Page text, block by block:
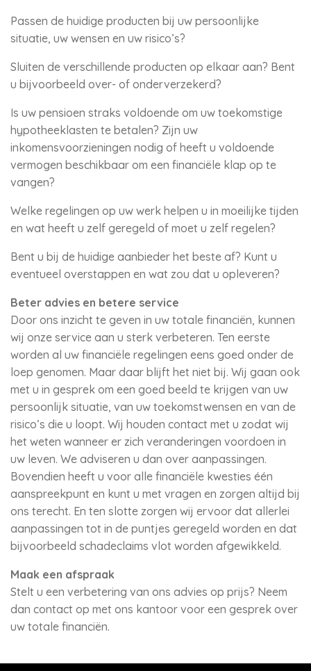
Passen de huidige producten bij uw persoonlijke
situatie, uw wensen en uw risico’s?
Sluiten de verschillende producten op elkaar aan? Bent
u bijvoorbeeld over- of onderverzekerd?
Is uw pensioen straks voldoende om uw toekomstige
hypotheeklasten te betalen? Zijn uw
inkomensvoorzieningen nodig of heeft u voldoende
vermogen beschikbaar om een financiële klap op te
vangen?
Welke regelingen op uw werk helpen u in moeilijke tijden
en wat heeft u zelf geregeld of moet u zelf regelen?
Bent u bij de huidige aanbieder het beste af? Kunt u
eventueel overstappen en wat zou dat u opleveren?
Beter advies en betere service
Door ons inzicht te geven in uw totale financiën, kunnen
wij onze service aan u sterk verbeteren. Ten eerste
worden al uw financiële regelingen eens goed onder de
loep genomen. Maar daar blijft het niet bij. Wij gaan ook
met u in gesprek om een goed beeld te krijgen van uw
persoonlijk situatie, van uw toekomstwensen en van de
risico’s die u loopt. Wij houden contact met u zodat wij
het weten wanneer er zich veranderingen voordoen in
uw leven. We adviseren u dan over aanpassingen.
Bovendien heeft u voor alle financiële kwesties één
aanspreekpunt en kunt u met vragen en zorgen altijd bij
ons terecht. En ten slotte zorgen wij ervoor dat allerlei
aanpassingen tot in de puntjes geregeld worden en dat
bijvoorbeeld schadeclaims vlot worden afgewikkeld.
Maak een afspraak
Stelt u een verbetering van ons advies op prijs? Neem
dan contact op met ons kantoor voor een gesprek over
uw totale financiën.